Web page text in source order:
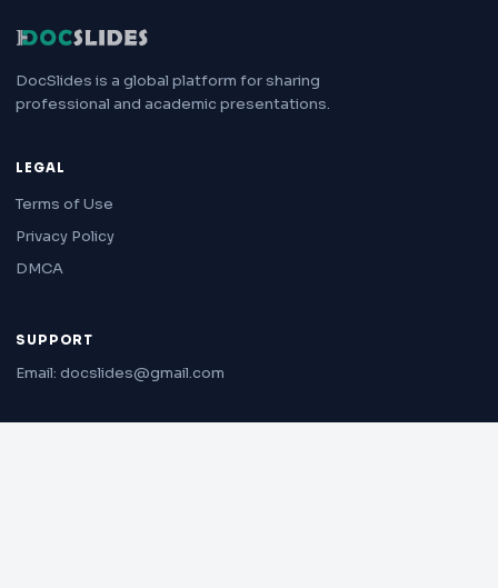
DocSlides is a global platform for sharing
professional and academic presentations.
LEGAL
Terms of Use
Privacy Policy
DMCA
SUPPORT
Email: docslides@gmail.com